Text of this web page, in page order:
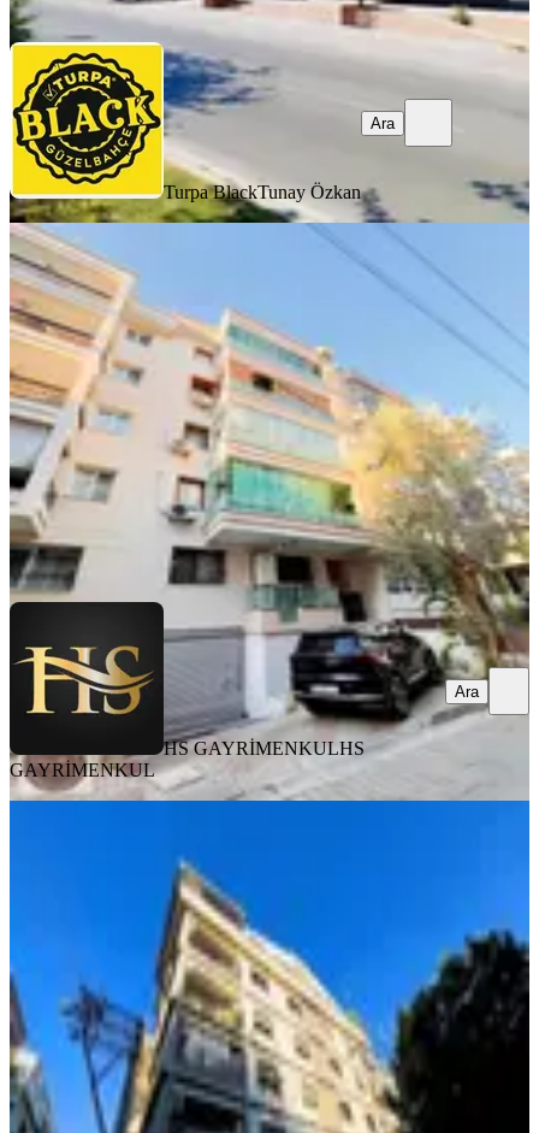
Ara
Turpa BlackTunay Özkan
Ara
YENİ
Hs'den Karşıyaka Dedebaşın'da
Karşıyaka, Dedebaşı Mahallesi
·90 m²·2. Kat·07.08.2026
42.000 ₺
HS GAYRİMENKULHS GAYRİMENKUL
Ara
HS GAYRİMENKULHS
GAYRİMENKUL
Ara
Karşısı Kiralık 2+1 Daıre
Karşıyaka, Goncalar Mahallesi
2+1·85 m²·3. Kat·
46.000 ₺
STARTKEY ARTI GAYRİMENKULÖzlem Azap